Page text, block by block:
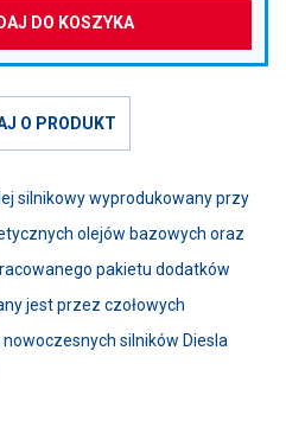
DO KOSZYKA
O PRODUKT
silnikowy wyprodukowany przy
olejów bazowych oraz
pakietu dodatków
jest przez czołowych
silników Diesla